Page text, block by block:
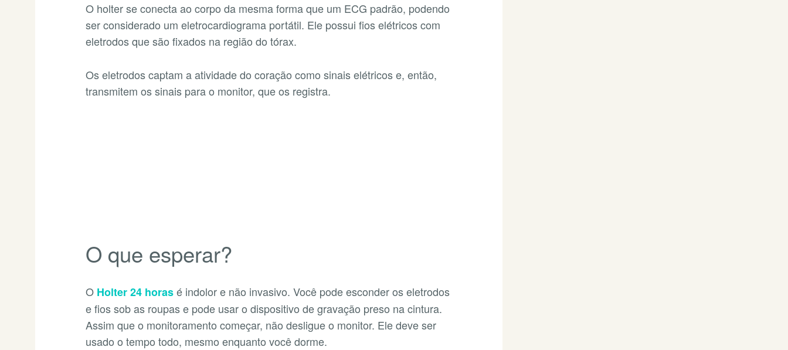
O holter se conecta ao corpo da mesma forma que um ECG padrão, podendo
ser considerado um eletrocardiograma portátil. Ele possui fios elétricos com
eletrodos que são fixados na região do tórax.
Os eletrodos captam a atividade do coração como sinais elétricos e, então,
transmitem os sinais para o monitor, que os registra.
O que esperar?
O Holter 24 horasé indolor e não invasivo. Você pode esconder os eletrodos
e fios sob as roupas e pode usar o dispositivo de gravação preso na cintura.
Assim que o monitoramento começar, não desligue o monitor. Ele deve ser
usado o tempo todo, mesmo enquanto você dorme.